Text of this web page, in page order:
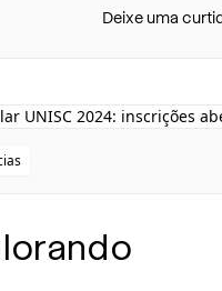
Deixe uma
UNISC 2024: inscrições